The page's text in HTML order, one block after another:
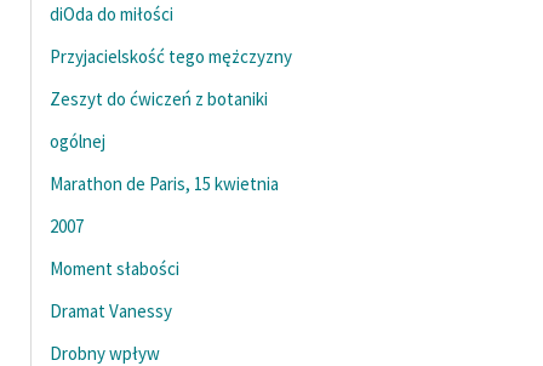
sprawozdania finansowe
Regulamin darowizn
wrażliwych
diOda do miłości
Przyjacielskość tego mężczyzny
Zeszyt do ćwiczeń z botaniki
ogólnej
Marathon de Paris, 15 kwietnia
2007
Moment słabości
Dramat Vanessy
Drobny wpływ